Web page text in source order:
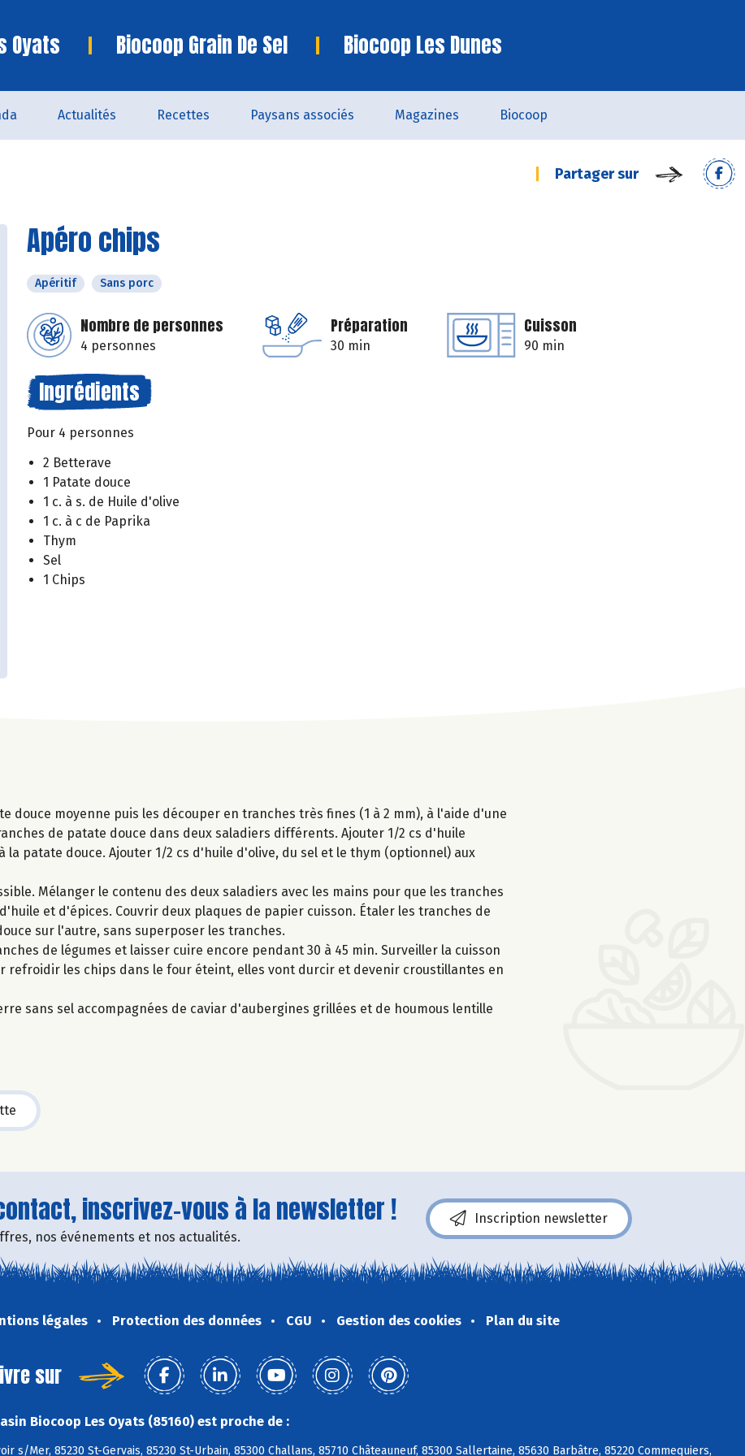
Oyats Biocoop Grain De Sel Biocoop Les Dunes
Actualités Recettes Paysans associés Magazines Biocoop
Partager sur
Apéro chips
Apéritif Sans porc
Nombre de personnes
4 personnes
Préparation
30 min
Cuisson
90 min
Ingrédients
Pour 4 personnes
2 Betterave
1 Patate douce
1 c. à s. de Huile d'olive
1 c. à c de Paprika
Thym
Sel
1 Chips
douce moyenne puis les découper en tranches très fines (1 à 2 mm), à l'aide d'une
de patate douce dans deux saladiers différents. Ajouter 1/2 cs d'huile
la patate douce. Ajouter 1/2 cs d'huile d'olive, du sel et le thym (optionnel) aux
Mélanger le contenu des deux saladiers avec les mains pour que les tranches
et d'épices. Couvrir deux plaques de papier cuisson. Étaler les tranches de
sur l'autre, sans superposer les tranches.
de légumes et laisser cuire encore pendant 30 à 45 min. Surveiller la cuisson
refroidir les chips dans le four éteint, elles vont durcir et devenir croustillantes en
sans sel accompagnées de caviar d'aubergines grillées et de houmous lentille
inscrivez-vous à la newsletter !
nos événements et nos actualités.
Inscription newsletter
légales Protection des données CGU Gestion des cookies Plan du site
sur
Biocoop Les Oyats (85160) est proche de :
s/Mer, 85230 St-Gervais, 85230 St-Urbain, 85300 Challans, 85710 Châteauneuf, 85300 Sallertaine, 85630 Barbâtre, 85220 Commequiers,